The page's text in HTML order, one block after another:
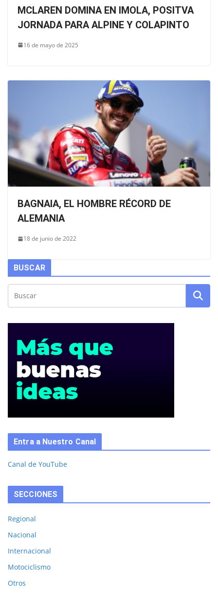
MCLAREN DOMINA EN IMOLA, POSITVA
JORNADA PARA ALPINE Y COLAPINTO
16 de mayo de 2025
BAGNAIA, EL HOMBRE RÉCORD DE
ALEMANIA
18 de junio de 2022
BUSCAR
Entra a Nuestro Canal
Canal de YouTube
SECCIONES
Regional
Nacional
Internacional
Motociclismo
Otros